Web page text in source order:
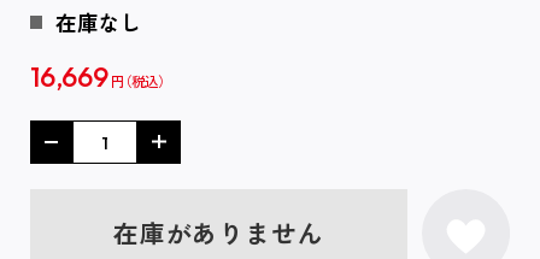
在庫なし
16,669 円
在庫がありません